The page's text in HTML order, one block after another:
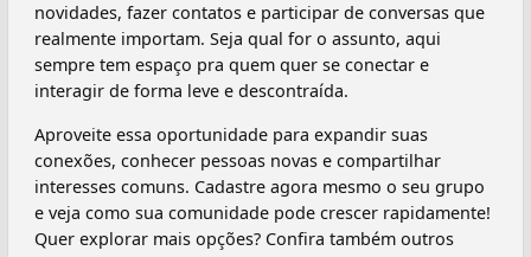
novidades, fazer contatos e participar de conversas que
realmente importam. Seja qual for o assunto, aqui
sempre tem espaço pra quem quer se conectar e
interagir de forma leve e descontraída.
Aproveite essa oportunidade para expandir suas
conexões, conhecer pessoas novas e compartilhar
interesses comuns. Cadastre agora mesmo o seu grupo
e veja como sua comunidade pode crescer rapidamente!
Quer explorar mais opções? Confira também outros